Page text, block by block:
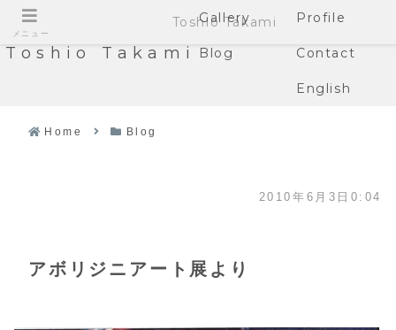
Toshio Takami
Gallery Profile
Blog Contact
English
Home Blog
アボリジニアート展より
2010年6月3日0:04
メニュー
Toshio Takami